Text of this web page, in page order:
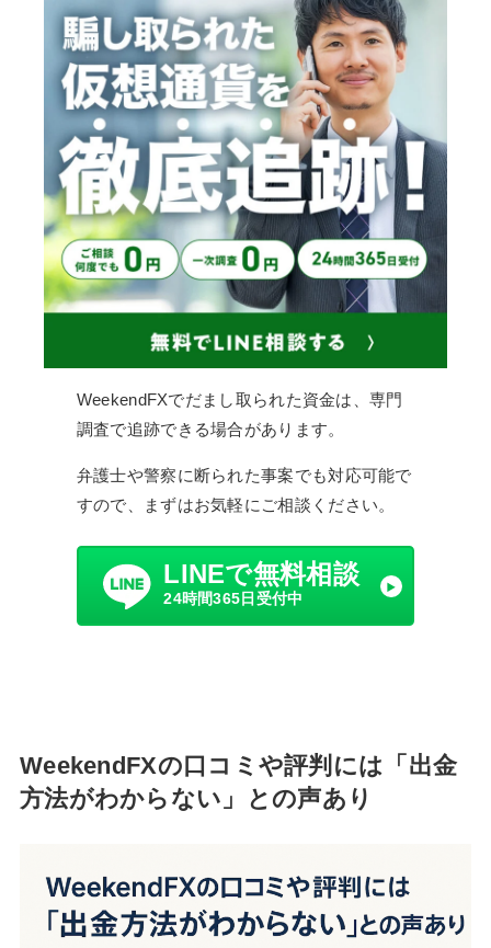
WeekendFXでだまし取られた資金は、専門
調査で追跡できる場合があります。
弁護士や警察に断られた事案でも対応可能で
すので、まずはお気軽にご相談ください。
LINEで無料相談
24時間365日受付中
WeekendFXの口コミや評判には「出金
方法がわからない」との声あり